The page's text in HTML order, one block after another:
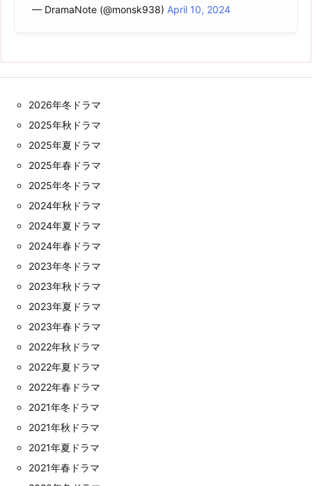
— DramaNote (@monsk938) April 10, 2024
2026年冬ドラマ
2025年秋ドラマ
2025年夏ドラマ
2025年春ドラマ
2025年冬ドラマ
2024年秋ドラマ
2024年夏ドラマ
2024年春ドラマ
2023年冬ドラマ
2023年秋ドラマ
2023年夏ドラマ
2023年春ドラマ
2022年秋ドラマ
2022年夏ドラマ
2022年春ドラマ
2021年冬ドラマ
2021年秋ドラマ
2021年夏ドラマ
2021年春ドラマ